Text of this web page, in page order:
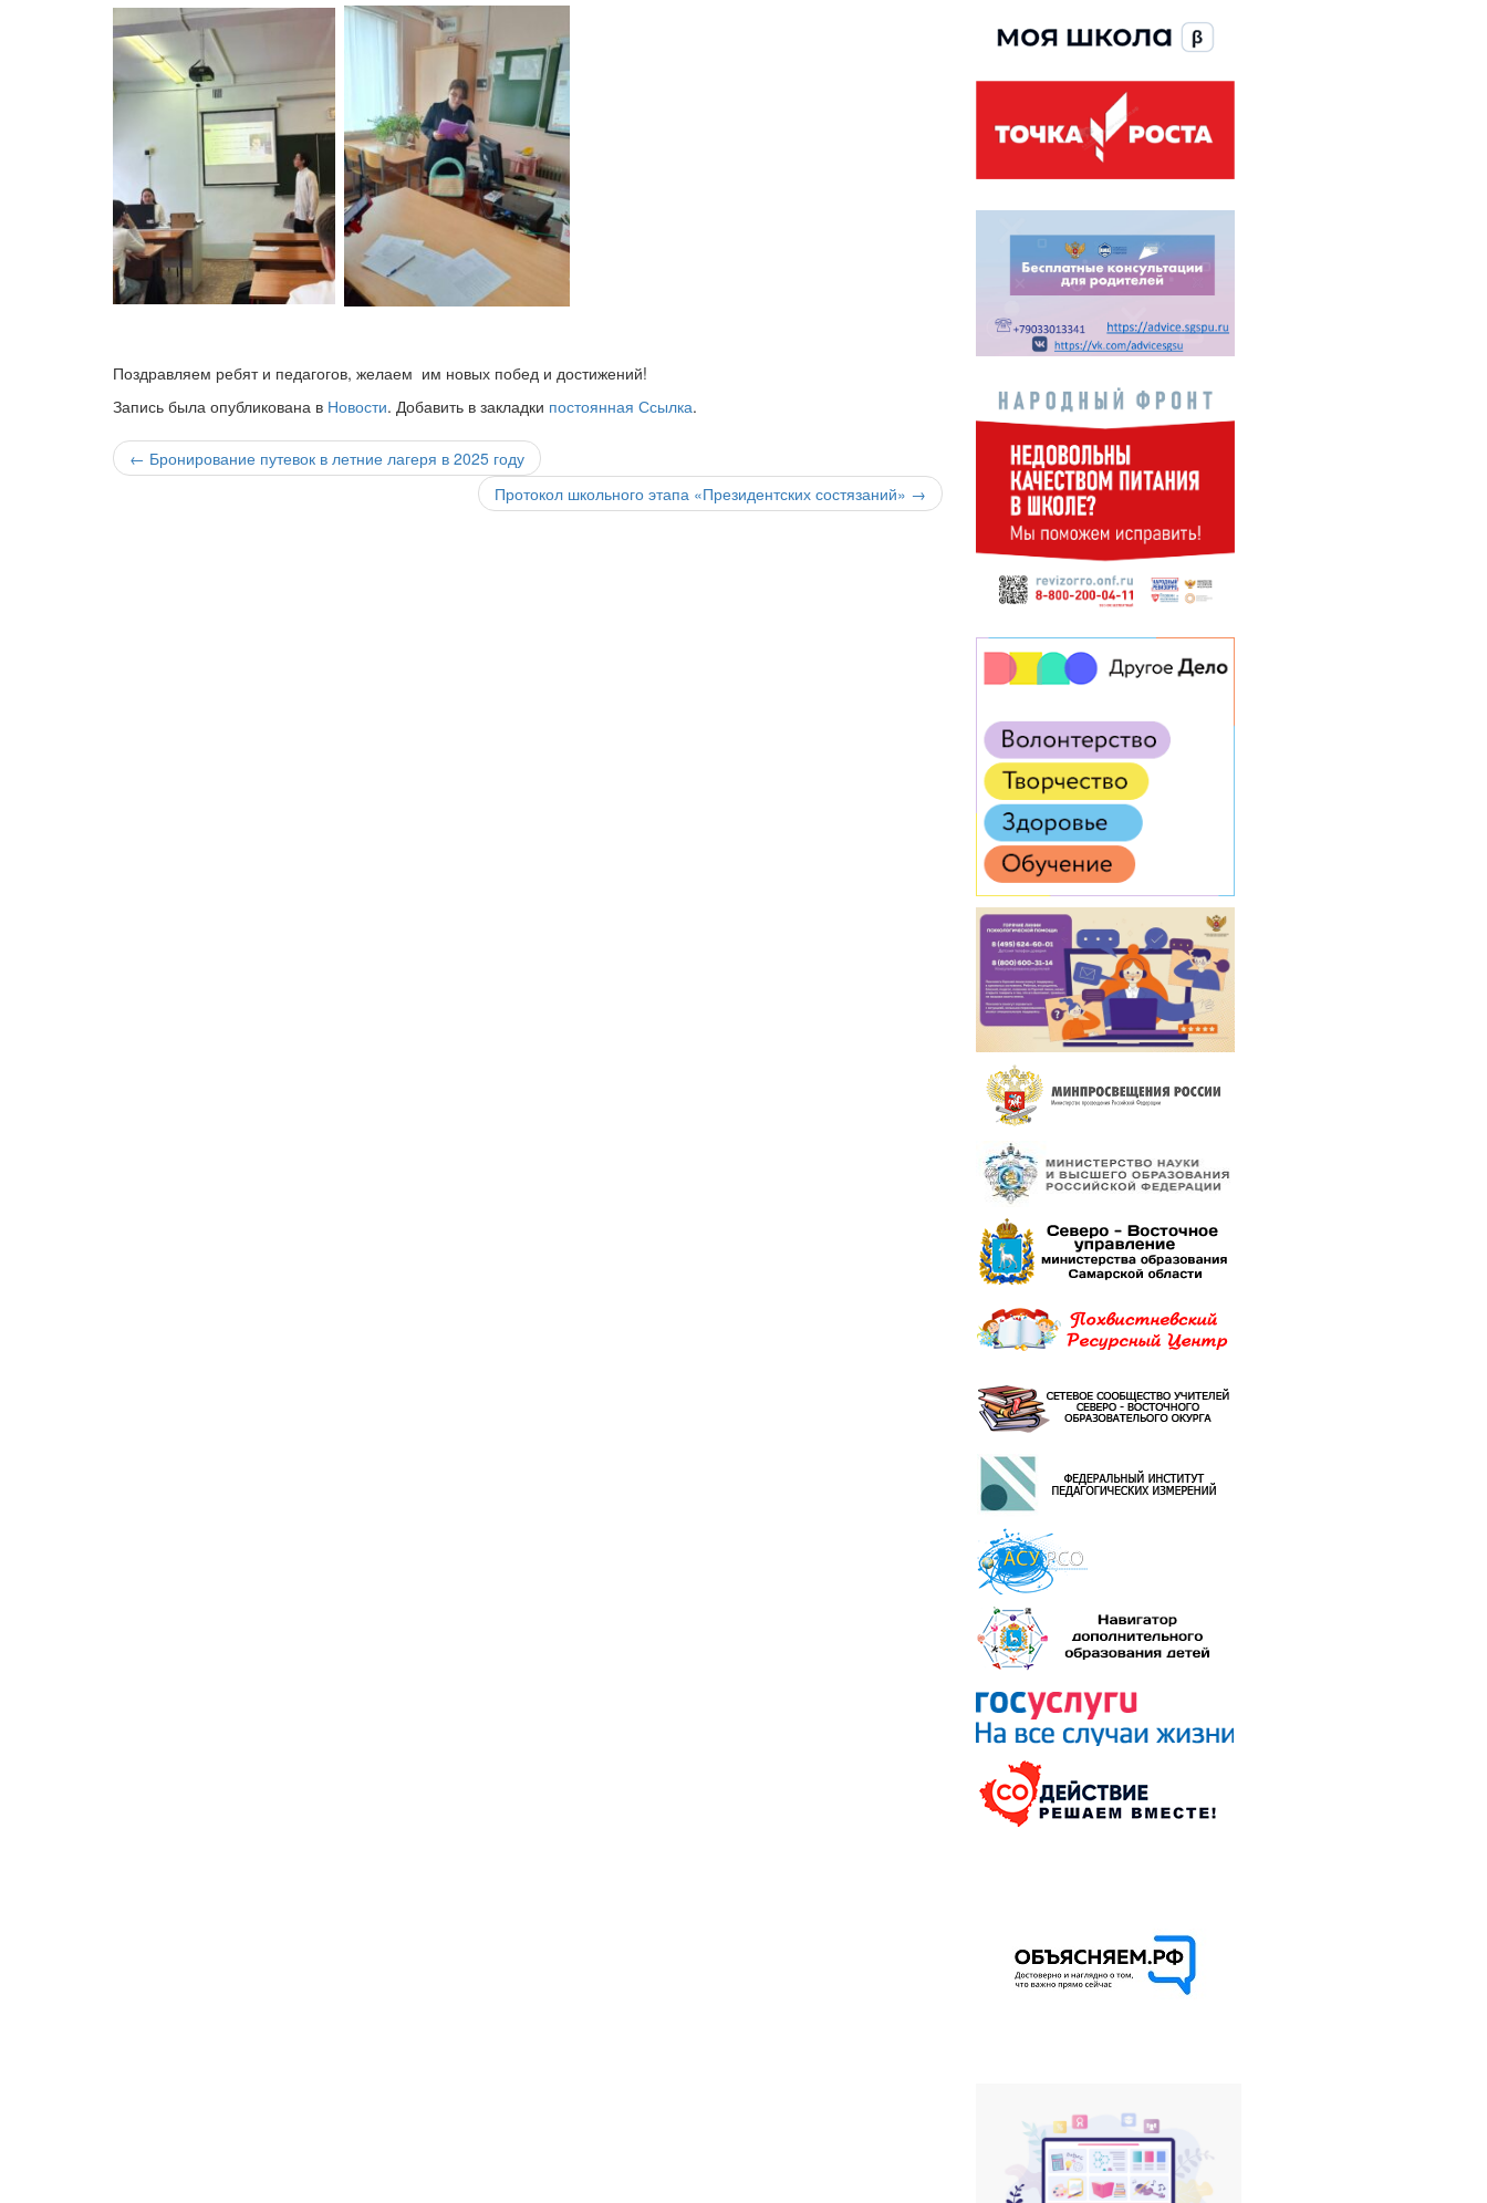
Поздравляем ребят и педагогов, желаем им новых побед и достижений!
Запись была опубликована в Новости. Добавить в закладки постоянная Ссылка.
Навигация
← Бронирование путевок в летние лагеря в 2025 году
Протокол школьного этапа «Президентских состязаний» →